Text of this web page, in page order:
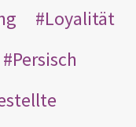
Loyalität
Persisch